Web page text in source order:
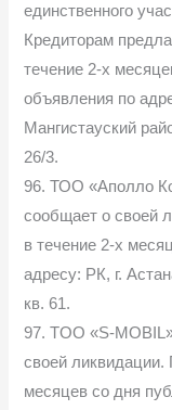
единственного
Кредиторам
течение 2-х
объявления по
Мангистауский
26/3.
96. ТОО «Аполло
сообщает о своей
в течение 2-х
адресу: РК, г.
кв. 61.
97. TOO «S-
своей ликвидации.
месяцев со дня